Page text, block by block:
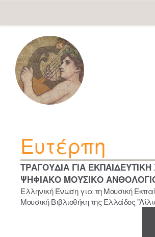
navigation
Ευτέρπη
ΤΡΑΓΟΥΔΙΑ ΓΙΑ
ΨΗΦΙΑΚΟ ΜΟΥΣΙΚΟ
Ελληνική Ένωση για τη Μουσική
Μουσική Βιβλιοθήκη της Ελλάδος